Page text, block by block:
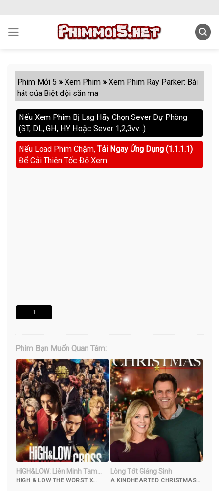
content
Phim Mới 5 »Xem Phim »Xem Phim Ray Parker: Bài
hát của Biệt đội săn ma
Nếu Xem Phim Bị Lag Hãy Chọn Sever Dự Phòng
(ST, DL, GH, HY Hoặc Sever 1,2,3vv...)
Nếu Load Phim Chậm, Tải Ngay Ứng Dụng (1.1.1.1)
Để Cải Thiện Tốc Độ Xem
1
Phim Bạn Muốn Quan Tâm:
HiGH&LOW: Liên Minh Tam
Trung
HIGH & LOW THE WORST X
Lòng Tốt Giáng Sinh
A KINDHEARTED CHRISTMAS